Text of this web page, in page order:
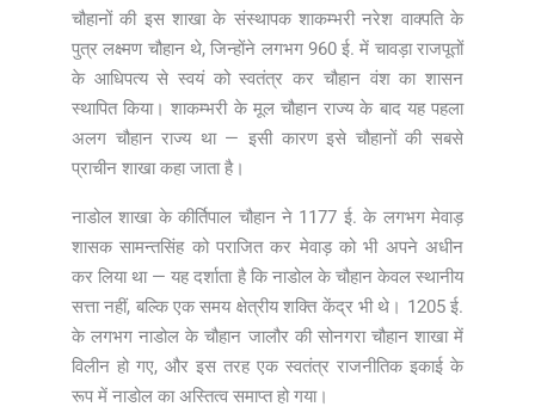
चौहानों की इस शाखा के संस्थापक शाकम्भरी नरेश वाक्पति के
पुत्र लक्ष्मण चौहान थे, जिन्होंने लगभग 960 ई. में चावड़ा राजपूतों
के आधिपत्य से स्वयं को स्वतंत्र कर चौहान वंश का शासन
स्थापित किया। शाकम्भरी के मूल चौहान राज्य के बाद यह पहला
अलग चौहान राज्य था — इसी कारण इसे चौहानों की सबसे
प्राचीन शाखा कहा जाता है।
नाडोल शाखा के कीर्तिपाल चौहान ने 1177 ई. के लगभग मेवाड़
शासक सामन्तसिंह को पराजित कर मेवाड़ को भी अपने अधीन
कर लिया था — यह दर्शाता है कि नाडोल के चौहान केवल स्थानीय
सत्ता नहीं, बल्कि एक समय क्षेत्रीय शक्ति केंद्र भी थे। 1205 ई.
के लगभग नाडोल के चौहान जालौर की सोनगरा चौहान शाखा में
विलीन हो गए, और इस तरह एक स्वतंत्र राजनीतिक इकाई के
रूप में नाडोल का अस्तित्व समाप्त हो गया।